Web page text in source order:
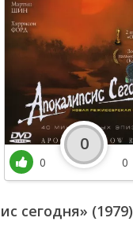
сегодня» (1979)
0
0
0